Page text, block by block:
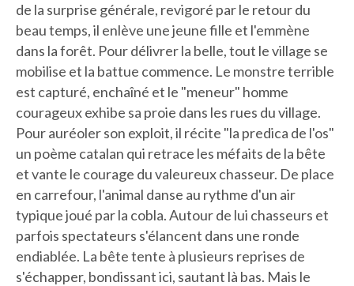
de la surprise générale, revigoré par le retour du
beau temps, il enlève une jeune fille et l'emmène
dans la forêt. Pour délivrer la belle, tout le village se
mobilise et la battue commence. Le monstre terrible
est capturé, enchaîné et le "meneur" homme
courageux exhibe sa proie dans les rues du village.
Pour auréoler son exploit, il récite "la predica de l'os"
un poème catalan qui retrace les méfaits de la bête
et vante le courage du valeureux chasseur. De place
en carrefour, l'animal danse au rythme d'un air
typique joué par la cobla. Autour de lui chasseurs et
parfois spectateurs s'élancent dans une ronde
endiablée. La bête tente à plusieurs reprises de
s'échapper, bondissant ici, sautant là bas. Mais le